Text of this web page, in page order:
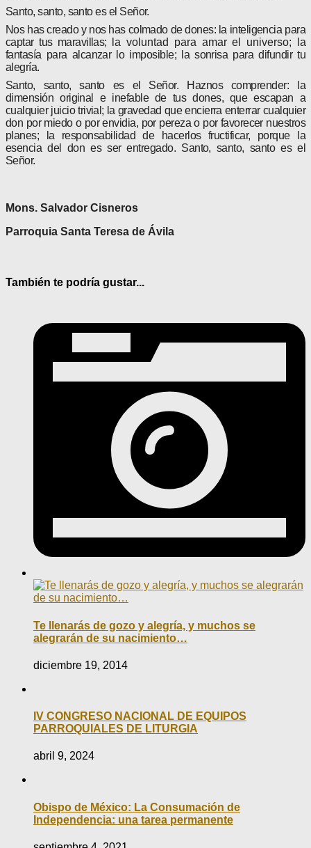
Santo, santo, santo es el Señor.
Nos has creado y nos has colmado de dones: la inteligencia para
captar tus maravillas;
la voluntad para amar el universo;
la
fantasía para alcanzar lo imposible; la sonrisa para difundir tu
alegría.
Santo, santo, santo es el Señor. Haznos comprender:
la
dimensión original e inefable de tus dones, que escapan a
cualquier juicio trivial; la gravedad que encierra enterrar cualquier
don por miedo o por envidia, por pereza o por favorecer nuestros
planes;
la responsabilidad de hacerlos fructificar, porque la
esencia del don es ser entregado. Santo, santo, santo es el
Señor.
Mons. Salvador Cisneros
Parroquia Santa Teresa de Ávila
También te podría gustar...
Te llenarás de gozo y alegría, y muchos se
alegrarán de su nacimiento…
diciembre 19, 2014
IV CONGRESO NACIONAL DE EQUIPOS
PARROQUIALES DE LITURGIA
abril 9, 2024
Obispo de México: La Consumación de
Independencia: una tarea permanente